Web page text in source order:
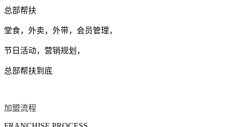
总部帮扶
堂食，外卖，外带，会员管理，
节日活动，营销规划，
总部帮扶到底
加盟流程